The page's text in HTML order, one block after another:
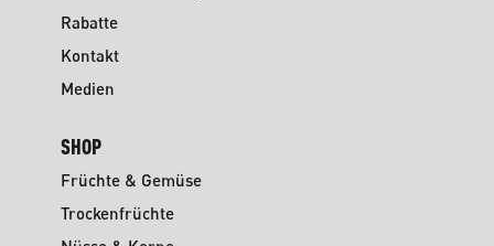
Rabatte
Kontakt
Medien
SHOP
Früchte & Gemüse
Trockenfrüchte